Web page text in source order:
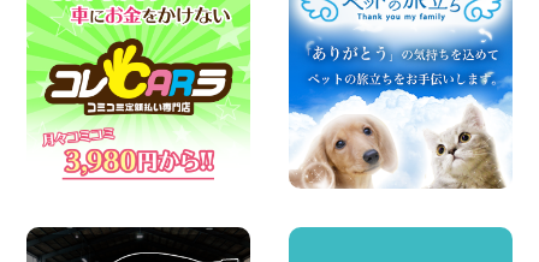
空き有ります!!コンパクトSUV 軽 ミニバ
ン 軽トラ 車種多数!!関東圏必見♪ 東京都
町田根岸店
100円レンタカー 町田根岸
2026年08月06日
体調崩してませんか?? 兵庫県 加古川店
100円レンタカー 加古川
2026年08月06日
ハイエースワゴンGL!!クルーズコントロ
ールが付いている〜!! 福島県 福島笹木野